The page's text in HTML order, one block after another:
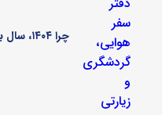
چرا ۱۴۰۴، سال بحران گردشگری بود؟